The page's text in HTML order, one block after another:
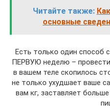
Читайте также:
основные
Есть только один способ
ПЕРВУЮ неделю – провести
в вашем теле скопилось
не только ухудшает ваше
вам кг, заставляет